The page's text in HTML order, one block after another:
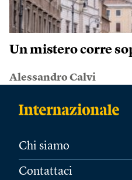
Un mistero corre
Alessandro Calvi
Chi siamo
Contattaci